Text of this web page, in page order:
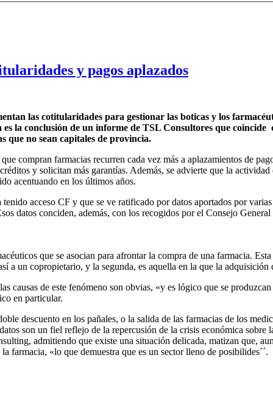
y pagos aplazados
las cotitularidades para gestionar las boticas y los
la conclusión de un informe de TSL Consultores que coincide
que no sean capitales de provincia.
compran farmacias recurren cada vez más a aplazamientos de
y solicitan más garantías. Además, se advierte que la
acentuando en los últimos años.
acceso CF y que se ve ratificado por datos aportados por
datos conciden, además, con los recogidos por el Consejo
que se asocian para afrontar la compra de una farmacia.
a un copropietario, y la segunda, es aquella en la que la adquisición
de este fenómeno son obvias, «y es lógico que se
en particular.
descuento en los pañales, o la salida de las farmacias de los
son un fiel reflejo de la repercusión de la crisis económica sobre
admitiendo que existe una situación delicada, matizan que,
farmacia, «lo que demuestra que es un sector lleno de posibilides´´.